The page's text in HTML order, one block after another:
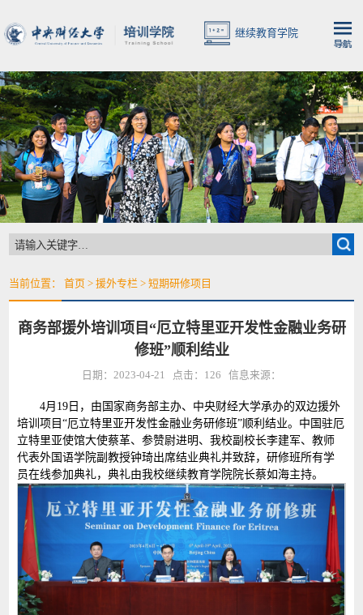
继续教育学院
当前位置： 首页 >援外专栏 >短期研修项目
商务部援外培训项目“厄立特里亚开发性金融业务研
修班”顺利结业
日期：2023-04-21 点击： 126 信息来源：
4月19日，由国家商务部主办、中央财经大学承办的双边援外
培训项目“厄立特里亚开发性金融业务研修班”顺利结业。中国驻厄
立特里亚使馆大使蔡革、参赞尉进明、我校副校长李建军、教师
代表外国语学院副教授钟琦出席结业典礼并致辞，研修班所有学
员在线参加典礼，典礼由我校继续教育学院院长蔡如海主持。